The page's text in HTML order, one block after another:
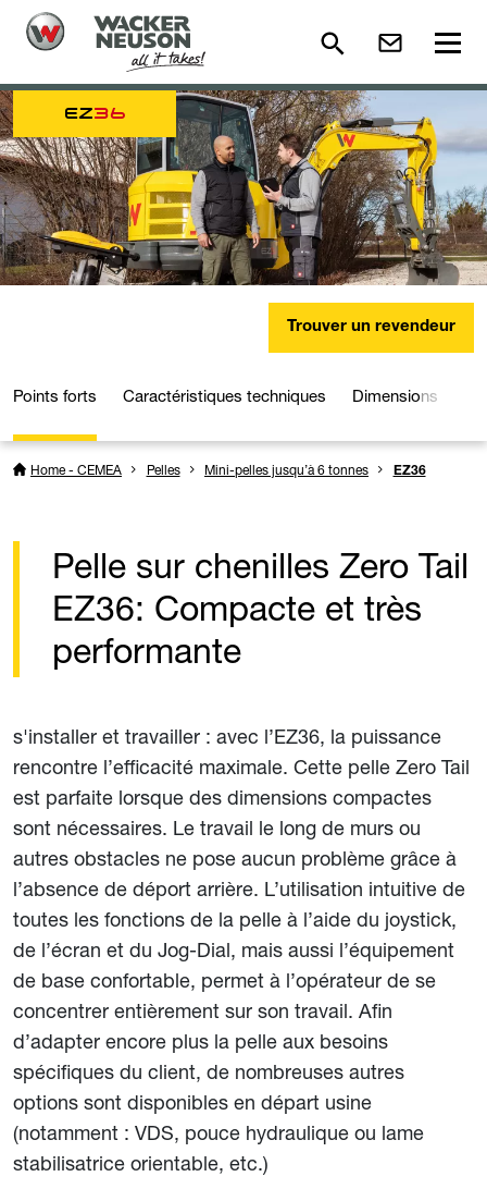
EZ36
Trouver un revendeur
Points forts Caractéristiques techniques Dimensions
Home - CEMEA Pelles Mini-pelles jusqu’à 6 tonnes EZ36
Pelle sur chenilles Zero Tail
EZ36: Compacte et très
performante
s'installer et travailler : avec l’EZ36, la puissance
rencontre l’efficacité maximale. Cette pelle Zero Tail
est parfaite lorsque des dimensions compactes
sont nécessaires. Le travail le long de murs ou
autres obstacles ne pose aucun problème grâce à
l’absence de déport arrière. L’utilisation intuitive de
toutes les fonctions de la pelle à l’aide du joystick,
de l’écran et du Jog-Dial, mais aussi l’équipement
de base confortable, permet à l’opérateur de se
concentrer entièrement sur son travail. Afin
d’adapter encore plus la pelle aux besoins
spécifiques du client, de nombreuses autres
options sont disponibles en départ usine
(notamment : VDS, pouce hydraulique ou lame
stabilisatrice orientable, etc.)